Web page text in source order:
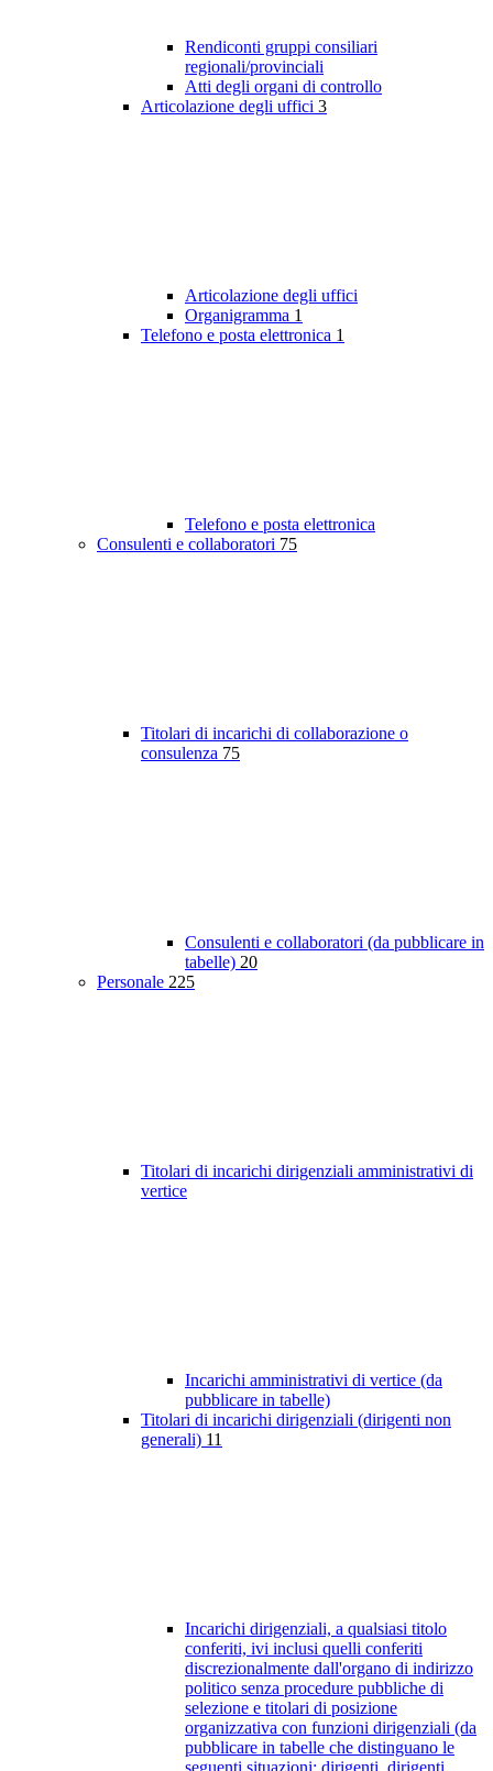
Rendiconti gruppi consiliari
regionali/provinciali
Atti degli organi di controllo
Articolazione degli uffici 3
Articolazione degli uffici
Organigramma 1
Telefono e posta elettronica 1
Telefono e posta elettronica
Consulenti e collaboratori 75
Titolari di incarichi di collaborazione o
consulenza 75
Consulenti e collaboratori (da pubblicare in
tabelle) 20
Personale 225
Titolari di incarichi dirigenziali amministrativi di
vertice
Incarichi amministrativi di vertice (da
pubblicare in tabelle)
Titolari di incarichi dirigenziali (dirigenti non
generali) 11
Incarichi dirigenziali, a qualsiasi titolo
conferiti, ivi inclusi quelli conferiti
discrezionalmente dall'organo di indirizzo
politico senza procedure pubbliche di
selezione e titolari di posizione
organizzativa con funzioni dirigenziali (da
pubblicare in tabelle che distinguano le